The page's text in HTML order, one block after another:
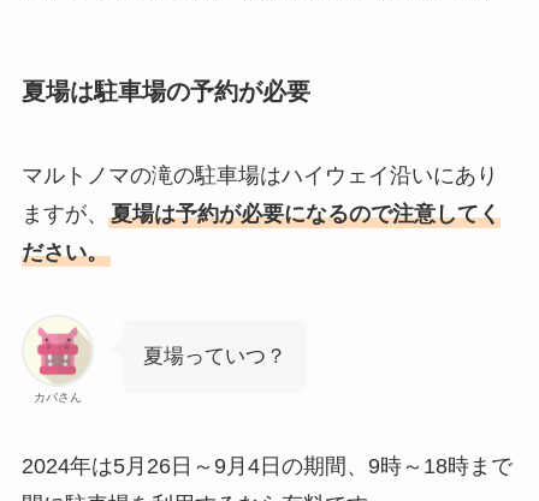
夏場は駐車場の予約が必要
マルトノマの滝の駐車場はハイウェイ沿いにあり
ますが、 夏場は予約が必要になるので注意してく
ださい。
カバさん
夏場っていつ？
2024年は5月26日～9月4日の期間、9時～18時まで